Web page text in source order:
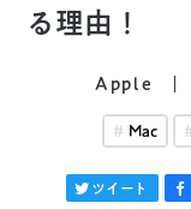
る理由！
Apple
Mac
ツイート